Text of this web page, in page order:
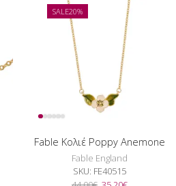
SALE20%
Fable Κολιέ Poppy Anemone
Fable England
SKU: FE40515